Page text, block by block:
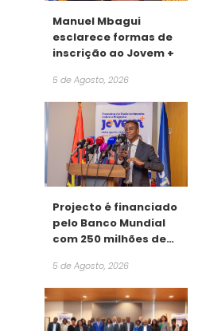
Manuel Mbagui
esclarece formas de
inscrição ao Jovem +
5 de Agosto, 2026
Projecto é financiado
pelo Banco Mundial
com 250 milhões de
5 de Agosto, 2026